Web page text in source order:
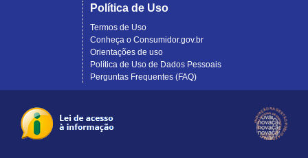
Política de Uso
Termos de Uso
Conheça o Consumidor.gov.br
Orientações de uso
Política de Uso de Dados Pessoais
Perguntas Frequentes (FAQ)